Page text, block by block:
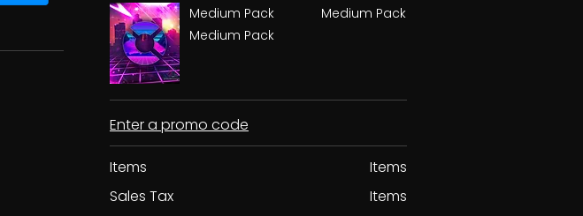
Medium Pack
Medium Pack
Medium Pack
Enter a promo code
Items
Sales Tax
Items
Items